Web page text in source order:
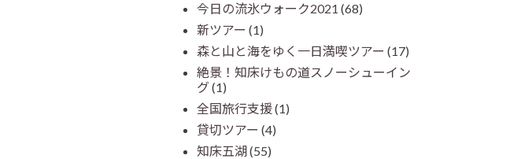
今日の流氷ウォーク2021 (68)
新ツアー (1)
森と山と海をゆく一日満喫ツアー (17)
絶景！知床けもの道スノーシューイン
グ(1)
全国旅行支援(1)
貸切ツアー (4)
知床五湖(55)